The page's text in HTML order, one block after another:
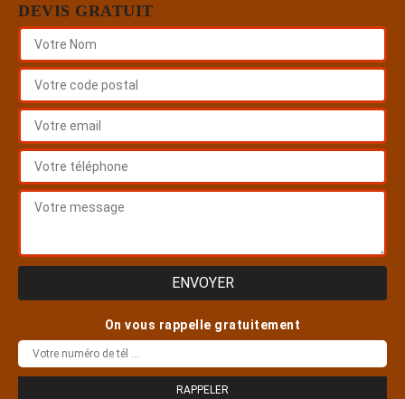
DEVIS GRATUIT
On vous rappelle gratuitement